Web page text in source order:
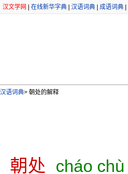
汉文学网 在线新华字典 汉语词典 成语词典
汉语词典> 朝处的解释
朝处 cháo chù